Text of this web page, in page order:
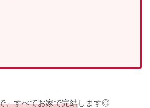
、すべてお家で完結します◎